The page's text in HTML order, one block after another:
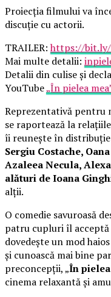
Proiecția filmului va
discuție cu actorii.
TRAILER:https://bit.ly/
Mai multe detalii:
Detalii din culise și
YouTube„În pielea
Reprezentativă pentru
se raportează la
îi reunește în
Sergiu Costache,
Azaleea Necula,
alături de Ioana
alții.
O comedie savuroasă
patru cupluri îl acceptă
dovedește un mod
și cunoască mai bine
preconcepții, „În
cinema relaxantă și